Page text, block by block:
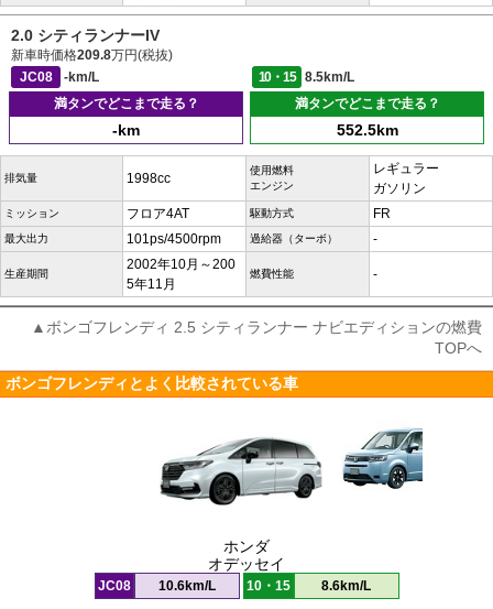
2.0 シティランナーIV
新車時価格209.8万円(税抜)
JC08
-km/L 10・15
8.5km/L
満タンでどこまで走る？
-km
満タンでどこまで走る？
552.5km
排気量 1998cc
使用燃料
エンジン
レギュラー
ガソリン
ミッション フロア4AT 駆動方式 FR
最大出力 101ps/4500rpm 過給器（ターボ） -
生産期間
2002年10月～200
5年11月
燃費性能 -
▲ボンゴフレンディ 2.5 シティランナー ナビエディションの燃費
TOPへ
ボンゴフレンディとよく比較されている車
ホンダ
オデッセイ
JC08 10.6km/L 10・15 8.6km/L